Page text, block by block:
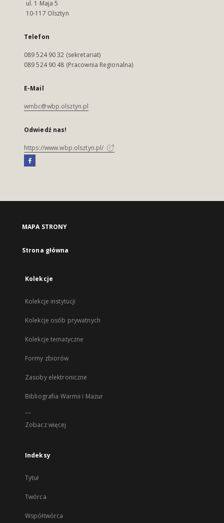
ul. 1 Maja 5
10-117 Olsztyn
Telefon
089 524 90 32 (sekretariat)
089 524 90 48 (Pracownia Regionalna)
E-Mail
wmbc@wbp.olsztyn.pl
Odwiedź nas!
https://www.wbp.olsztyn.pl/
MAPA STRONY
Strona główna
Kolekcje
Kolekcje instytucji
Kolekcje osób prywatnych
Kolekcje tematyczne
Formy zbiorów
Zasoby elektroniczne
Bibliografia Warmii i Mazur
...
Zobacz więcej
Indeksy
Tytuł
Twórca
Współtwórca